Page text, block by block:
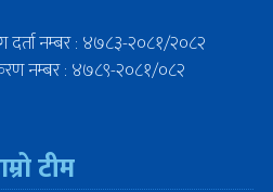
दर्ता नम्बर : ४७८३-२०८१/२०८२
नम्बर : ४७८९-२०८१/०८२
टीम